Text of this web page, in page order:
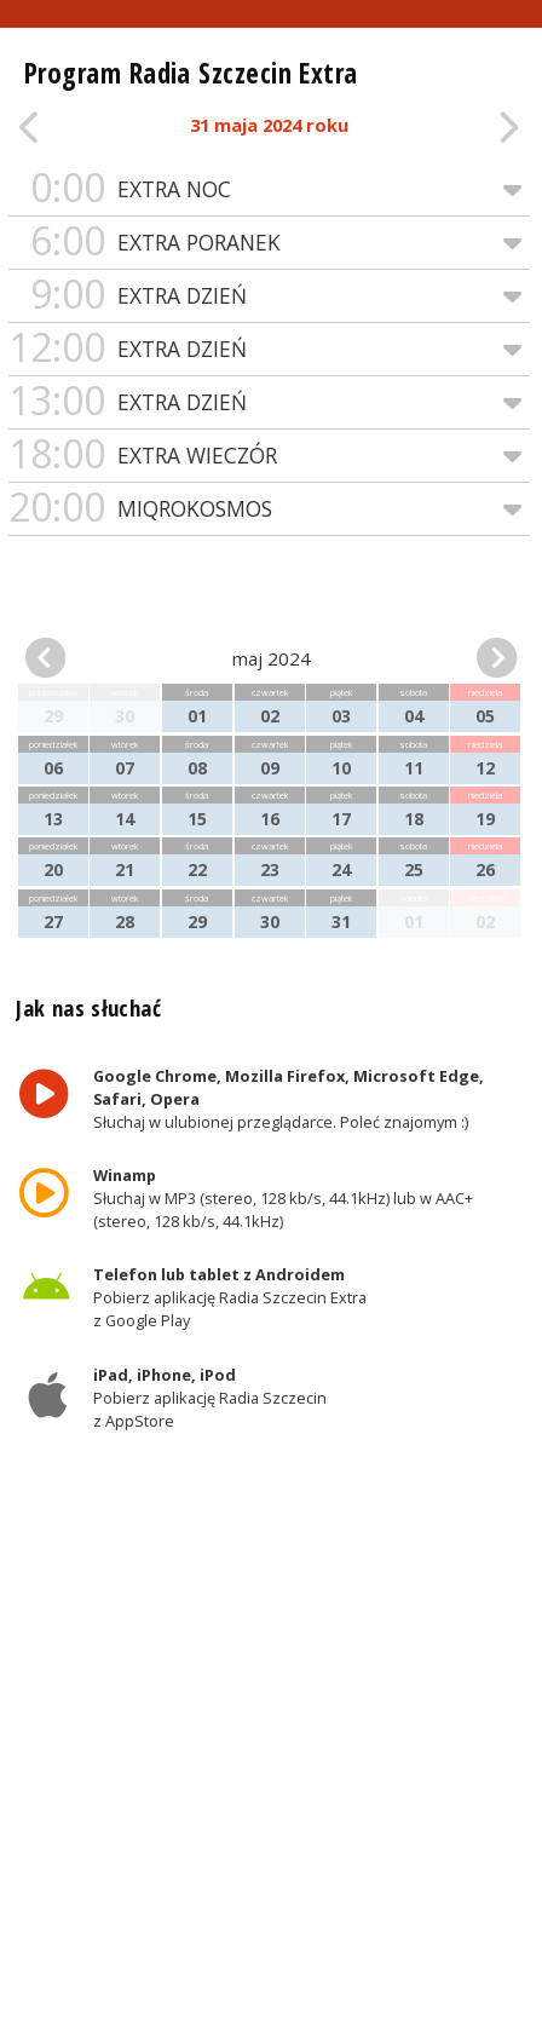
Program Radia Szczecin Extra
31 maja 2024 roku
0:00 EXTRA NOC
6:00 EXTRA PORANEK
9:00 EXTRA DZIEŃ
12:00 EXTRA DZIEŃ
13:00 EXTRA DZIEŃ
18:00 EXTRA WIECZÓR
20:00 MIQROKOSMOS
maj 2024
29 30
środa
01
czwartek
02
piątek
03
sobota
04
niedziela
05
poniedziałek
06
wtorek
07
środa
08
czwartek
09
piątek
10
sobota
11
niedziela
12
poniedziałek
13
wtorek
14
środa
15
czwartek
16
piątek
17
sobota
18
niedziela
19
poniedziałek
20
wtorek
21
środa
22
czwartek
23
piątek
24
sobota
25
niedziela
26
poniedziałek
27
wtorek
28
środa
29
czwartek
30
piątek
31 01 02
Jak nas słuchać
Google Chrome, Mozilla Firefox, Microsoft Edge,
Safari, Opera
Słuchaj w ulubionej przeglądarce. Poleć znajomym :)
Winamp
Słuchaj w MP3 (stereo, 128 kb/s, 44.1kHz) lub w AAC+
(stereo, 128 kb/s, 44.1kHz)
Telefon lub tablet z Androidem
Pobierz aplikację Radia Szczecin Extra
z Google Play
iPad, iPhone, iPod
Pobierz aplikację Radia Szczecin
z AppStore